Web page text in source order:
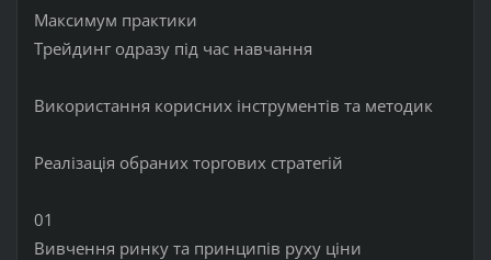
Максимум практики
Трейдинг одразу під час навчання
Використання корисних інструментів та методик
Реалізація обраних торгових стратегій
01
Вивчення ринку та принципів руху ціни